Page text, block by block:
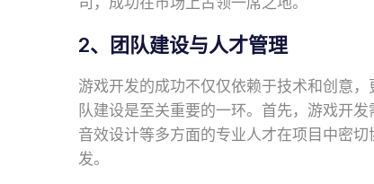
2、团队建设与人才管理
游戏开发的成功不仅仅依赖于技术和创意
队建设是至关重要的一环。首先，游戏开
音效设计等多方面的专业人才在项目中密
发。